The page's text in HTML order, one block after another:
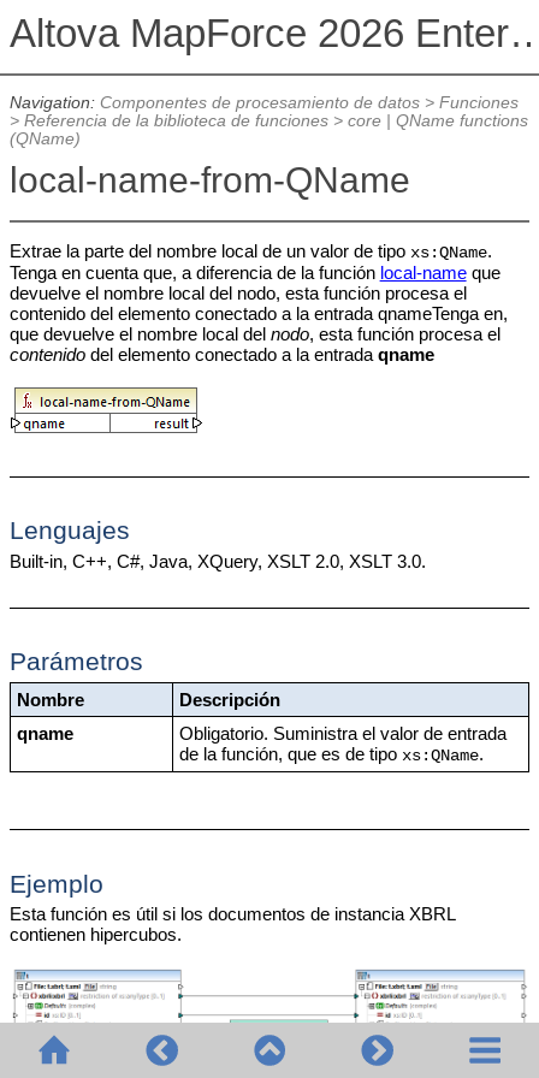
Altova MapForce 2026
Navigation: Componentes de procesamiento de datos> Funciones
> Referencia de la biblioteca de funciones> core | QName functions
(QName)
local-name-from-QName
Extrae la parte del nombre local de un valor de tipo xs:QName.
Tenga en cuenta que, a diferencia de la función local-nameque
devuelve el nombre local del nodo, esta función procesa el
contenido del elemento conectado a la entrada qnameTenga en,
que devuelve el nombre local del nodo, esta función procesa el
contenidodel elemento conectado a la entrada qname
Lenguajes
Built-in, C++, C#, Java, XQuery, XSLT 2.0, XSLT 3.0.
Parámetros
Nombre
Descripción
qname
Obligatorio. Suministra el valor de entrada
de la función, que es de tipo xs:QName.
Ejemplo
Esta función es útil si los documentos de instancia XBRL
contienen hipercubos.